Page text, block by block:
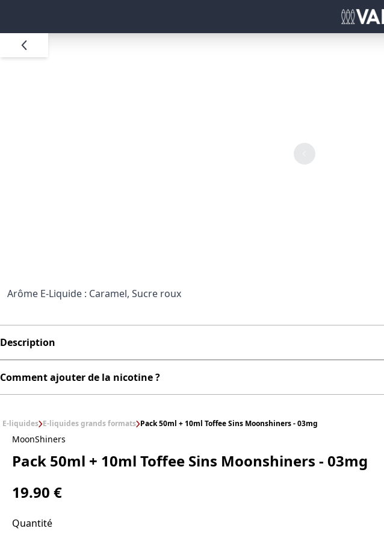
Arôme E-Liquide : Caramel, Sucre roux
Description
Comment ajouter de la nicotine ?
E-liquides E-liquides grands formats Pack 50ml + 10ml Toffee Sins Moonshiners - 03mg
MoonShiners
Pack 50ml + 10ml Toffee Sins Moonshiners - 03mg
19.90 €
Quantité